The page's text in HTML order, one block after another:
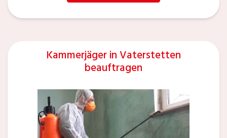
Kammerjäger in Vaterstetten
beauftragen